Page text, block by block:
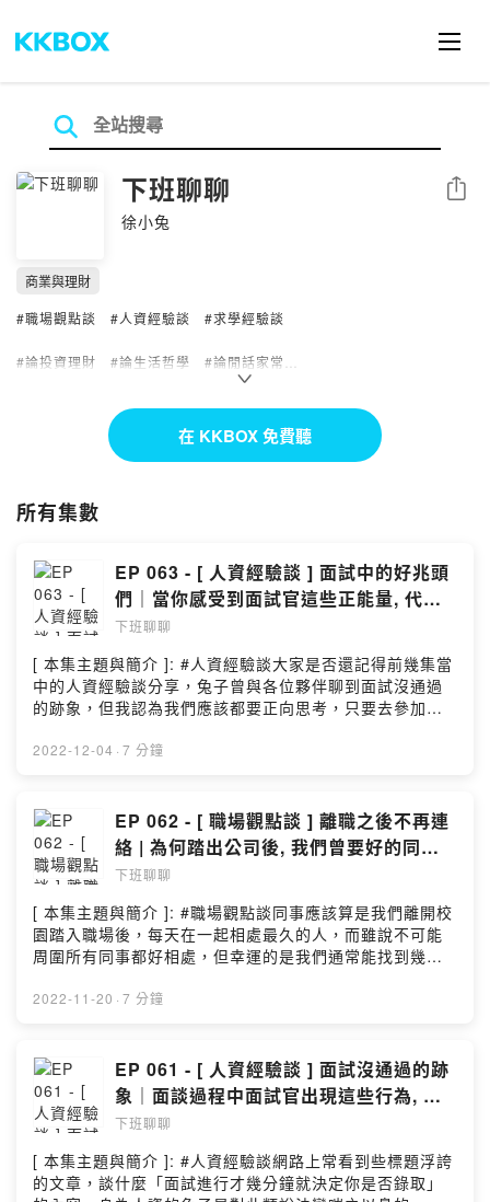
下班聊聊
徐小兔
分享
商業與理財
#職場觀點談 #人資經驗談 #求學經驗談
#論投資理財 #論生活哲學 #論閒話家常
畢業自台大國企的徐小兔，現任外商人資 🐰
目標每週發布一集 PODCAST 與大家共學成長
Powered by Firstory Hosting
在 KKBOX 免費聽
所有集數
EP 063 - [ 人資經驗談 ] 面試中的好兆頭
們｜當你感受到面試官這些正能量, 代表
你有望錄取!
下班聊聊
[ 本集主題與簡介 ]: #人資經驗談大家是否還記得前幾集當
中的人資經驗談分享，兔子曾與各位夥伴聊到面試沒通過
的跡象，但我認為我們應該都要正向思考，只要去參加面
面試中的好兆頭們！[ 與我聯繫的方式 ]:1. E-MAIL:
本集節目的配樂 ]:And So It Begins – Artificial Music
(No Copyright Music)謝謝有緣來此聽完本集節目的你，
若有興趣歡迎留下你最真實的評價及給予我反饋 🐰( 小額
贊助連結 →
https://pay.firstory.me/user/bunnychienchien
)Powered by Firstory Hosting
2022-12-04 · 7 分鐘
EP 062 - [ 職場觀點談 ] 離職之後不再連
絡 | 為何踏出公司後, 我們曾要好的同事
便漸行漸遠?
下班聊聊
[ 本集主題與簡介 ]: #職場觀點談同事應該算是我們離開校
園踏入職場後，每天在一起相處最久的人，而雖說不可能
周圍所有同事都好相處，但幸運的是我們通常能找到幾位
間公司上班時還會共同出去吃飯或郊遊的同事，卻在其中
經驗及職場觀察來跟大家分享些可能原因！[ 與我聯繫的方
式 ]:1. E-MAIL: Bunnychienchien@yahoo.com.tw2.
INSTAGRAM: @bunnychienchien[ 本集節目的文稿 ]:徐
小兔的痞客邦[ 本集節目的配樂 ]:And So It Begins –
Artificial Music (No Copyright Music)謝謝有緣來此聽完
本集節目的你，若有興趣歡迎留下你最真實的評價及給予
我反饋 🐰( 小額贊助連結 →
2022-11-20 · 7 分鐘
EP 061 - [ 人資經驗談 ] 面試沒通過的跡
象｜面談過程中面試官出現這些行為, 可
能就不妙了!
下班聊聊
[ 本集主題與簡介 ]: #人資經驗談網路上常看到些標題浮誇
的文章，談什麼「面試進行才幾分鐘就決定你是否錄取」